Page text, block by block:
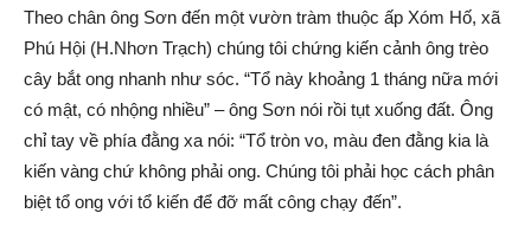
Theo chân ông Sơn đến một vườn tràm thuộc ấp Xóm Hố, xã
Phú Hội (H.Nhơn Trạch) chúng tôi chứng kiến cảnh ông trèo
cây bắt ong nhanh như sóc. “Tổ này khoảng 1 tháng nữa mới
có mật, có nhộng nhiều” – ông Sơn nói rồi tụt xuống đất. Ông
chỉ tay về phía đằng xa nói: “Tổ tròn vo, màu đen đằng kia là
kiến vàng chứ không phải ong. Chúng tôi phải học cách phân
biệt tổ ong với tổ kiến để đỡ mấ‌t công chạy đến”.